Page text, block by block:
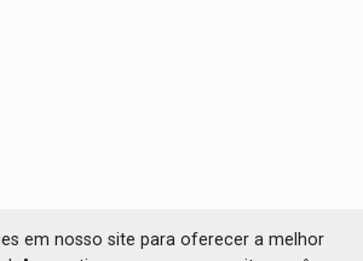
em nosso site para oferecer a melhor